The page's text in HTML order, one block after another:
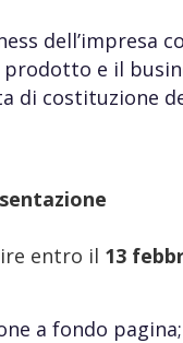
e il
di costituzione
entro il 13
a fondo pagina;